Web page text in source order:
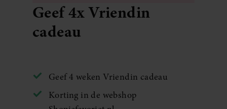
Geef 4x Vriendin
cadeau
Geef 4 weken Vriendin cadeau
Korting in de webshop